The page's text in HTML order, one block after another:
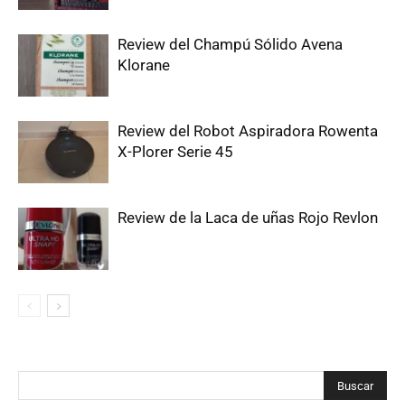
Review del Champú Sólido Avena
Klorane
Review del Robot Aspiradora Rowenta
X-Plorer Serie 45
Review de la Laca de uñas Rojo Revlon